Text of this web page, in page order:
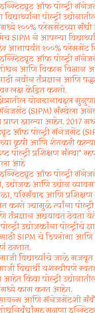
ऑफ पोल्ट्री
पोल्ट्री
१००% प्लेसमेंटच्या
SIPM ने आपल्या
आत्तापर्यंत १००%
ऑफ पोल्ट्री
आणि विकास विभाग आहे
नवीन तंत्रज्ञान आणि
लक्ष केंद्रित करतो.
क्षेत्रातील योगदानाबद्दल
मॅनेजमेंट (SIPM) संस्थेला
प्राप्त झाल्या आहेत. 2017
ऑफ पोल्ट्री मॅनेजमेंट
कृषी आणि शेतकरी
पोल्ट्री प्रशिक्षण संस्था”
आहे
ऑफ पोल्ट्री
उद्योजक आणि उद्योग
परिसंवाद आणि
करते ज्यामुळे त्यांना
तंत्रज्ञान अद्ययावत ठेवता
उद्योजकांना पोल्ट्रीचे
SIPM चे डिप्लोमा आणि
ठरतात.
विद्यार्थ्यांचे जाळे
विद्यार्थी यशस्वीपणे
किंवा पोल्ट्री
काम करत आहेत.
सायन्स आणि मॅनेजमेंटशी